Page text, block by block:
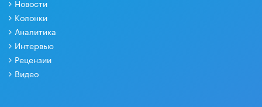
Новости
Колонки
Аналитика
Интервью
Рецензии
Видео